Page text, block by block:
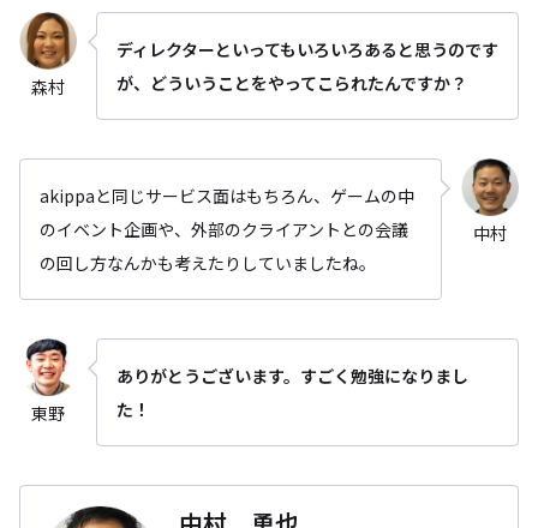
森村
ディレクターといってもいろいろあると思うのです
が、どういうことをやってこられたんですか？
akippaと同じサービス面はもちろん、ゲームの中
のイベント企画や、外部のクライアントとの会議
の回し方なんかも考えたりしていましたね。
中村
東野
ありがとうございます。すごく勉強になりまし
た！